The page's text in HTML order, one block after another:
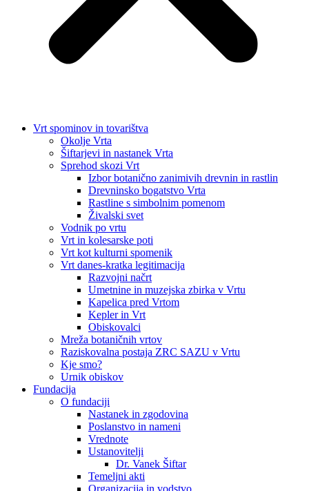
Vrt spominov in tovarištva
Okolje Vrta
Šiftarjevi in nastanek Vrta
Sprehod skozi Vrt
Izbor botanično zanimivih drevnin in rastlin
Drevninsko bogatstvo Vrta
Rastline s simbolnim pomenom
Živalski svet
Vodnik po vrtu
Vrt in kolesarske poti
Vrt kot kulturni spomenik
Vrt danes-kratka legitimacija
Razvojni načrt
Umetnine in muzejska zbirka v Vrtu
Kapelica pred Vrtom
Kepler in Vrt
Obiskovalci
Mreža botaničnih vrtov
Raziskovalna postaja ZRC SAZU v Vrtu
Kje smo?
Urnik obiskov
Fundacija
O fundaciji
Nastanek in zgodovina
Poslanstvo in nameni
Vrednote
Ustanovitelji
Dr. Vanek Šiftar
Temeljni akti
Organizacija in vodstvo